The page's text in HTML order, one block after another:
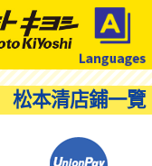
松本清店鋪一覽